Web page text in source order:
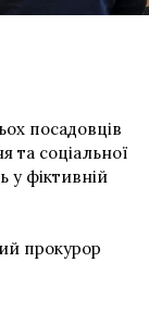
посадовців
та соціальної
у фіктивній
прокурор